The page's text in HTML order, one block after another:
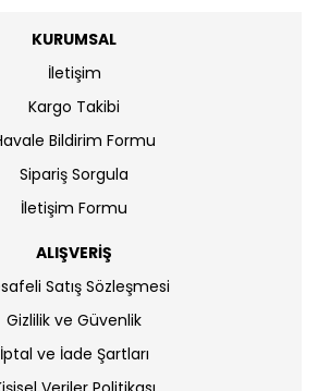
KURUMSAL
İletişim
Kargo Takibi
Bildirim Formu
Sipariş Sorgula
İletişim Formu
ALIŞVERİŞ
Satış Sözleşmesi
Gizlilik ve Güvenlik
İptal ve İade Şartları